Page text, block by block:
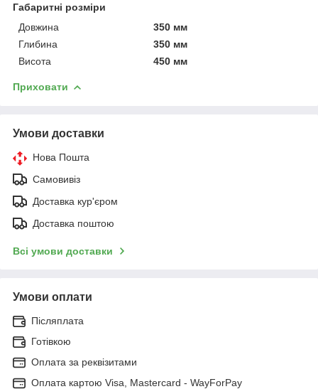
Габаритні розміри
Довжина
350 мм
Глибина
350 мм
Висота
450 мм
Приховати
Умови доставки
Нова Пошта
Самовивіз
Доставка кур'єром
Доставка поштою
Всі умови доставки
Умови оплати
Післяплата
Готівкою
Оплата за реквізитами
Оплата картою Visa, Mastercard - WayForPay